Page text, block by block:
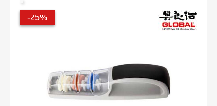
25%-